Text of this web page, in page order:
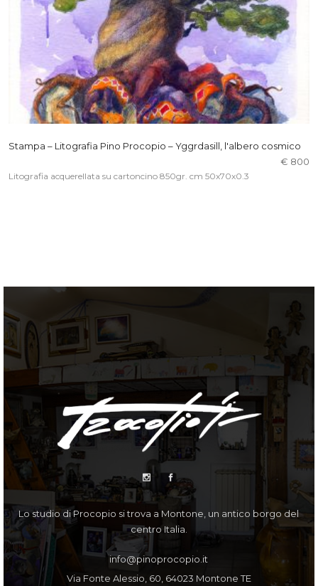
Stampa – Litografia Pino Procopio – Yggrdasill, l'albero cosmico
€ 800
Litografia acquerellata su cartoncino 850gr. cm 50x70x0.3
Lo studio di Procopio si trova a Montone, un antico borgo del
centro Italia.
info@pinoprocopio.it
Via Fonte Alessio, 60, 64023 Montone TE